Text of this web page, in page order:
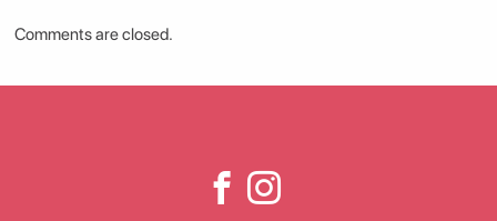
Comments are closed.